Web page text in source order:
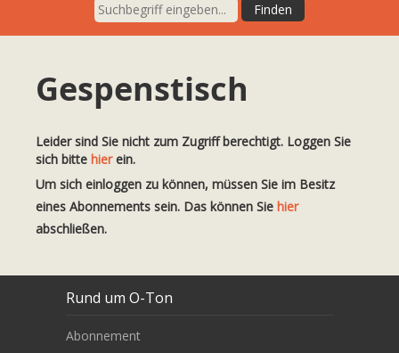
Gespenstisch
Leider sind Sie nicht zum Zugriff berechtigt. Loggen Sie
sich bitte hierein.
Um sich einloggen zu können, müssen Sie im Besitz
eines Abonnements sein. Das können Sie hier
abschließen.
Rund um O-Ton
Abonnement